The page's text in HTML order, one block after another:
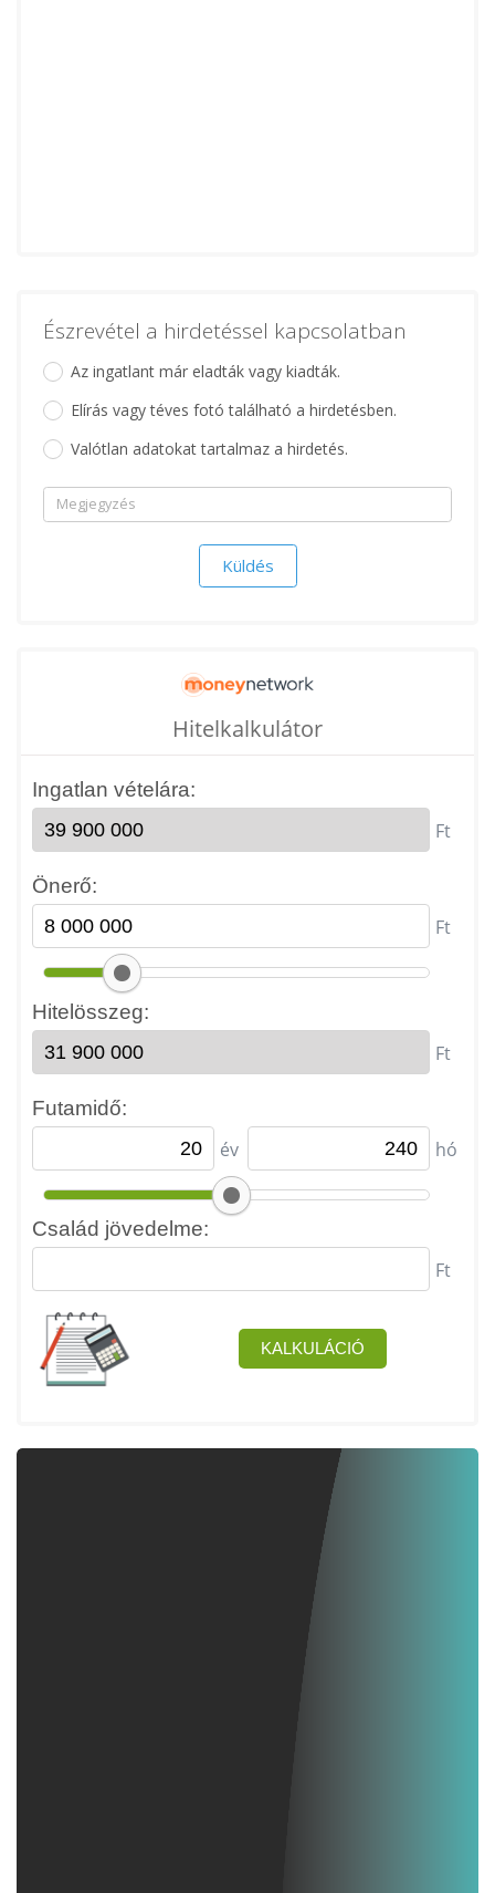
Észrevétel a hirdetéssel kapcsolatban
Az ingatlant már eladták vagy kiadták.
Elírás vagy téves fotó található a hirdetésben.
Valótlan adatokat tartalmaz a hirdetés.